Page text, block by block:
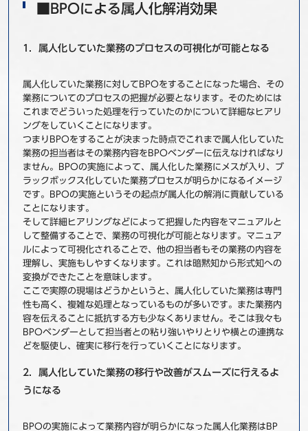
■BPOによる属人化解消効果
1．属人化していた業務のプロセスの可視化が可能となる
属人化していた業務に対してBPOをすることになった場合、その
業務についてのプロセスの把握が必要となります。そのためには
これまでどういった処理を行っていたのかについて詳細なヒアリ
ングをしていくことになります。
つまりBPOをすることが決まった時点でこれまで属人化していた
業務の担当者はその業務内容をBPOベンダーに伝えなければなり
ません。BPOの実施によって、属人化した業務にメスが入り、ブ
ラックボックス化していた業務プロセスが明らかになるイメージ
です。BPOの実施というその起点が属人化の解消に貢献している
ことになります。
そして詳細ヒアリングなどによって把握した内容をマニュアルと
して整備することで、業務の可視化が可能となります。マニュア
ルによって可視化されることで、他の担当者もその業務の内容を
理解し、実施もしやすくなります。これは暗黙知から形式知への
変換ができたことを意味します。
ここで実際の現場はどうかというと、属人化していた業務は専門
性も高く、複雑な処理となっているものが多いです。また業務内
容を伝えることに抵抗する方も少なくありません。そこは我々も
BPOベンダーとして担当者との粘り強いやりとりや横との連携な
どを駆使し、確実に移行を行っていくことになります。
2．属人化していた業務の移行や改善がスムーズに行えるよ
うになる
BPOの実施によって業務内容が明らかになった属人化業務はBP